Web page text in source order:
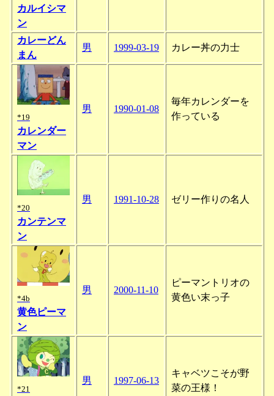
カルイシマ
ン
カレーどん
まん
男 1999-03-19 カレー丼の力士
*19
カレンダー
マン
男 1990-01-08
毎年カレンダーを
作っている
*20
カンテンマ
ン
男 1991-10-28 ゼリー作りの名人
*4b
黄色ピーマ
ン
男 2000-11-10
ピーマントリオの
黄色い末っ子
*21
男 1997-06-13
キャベツこそが野
菜の王様！